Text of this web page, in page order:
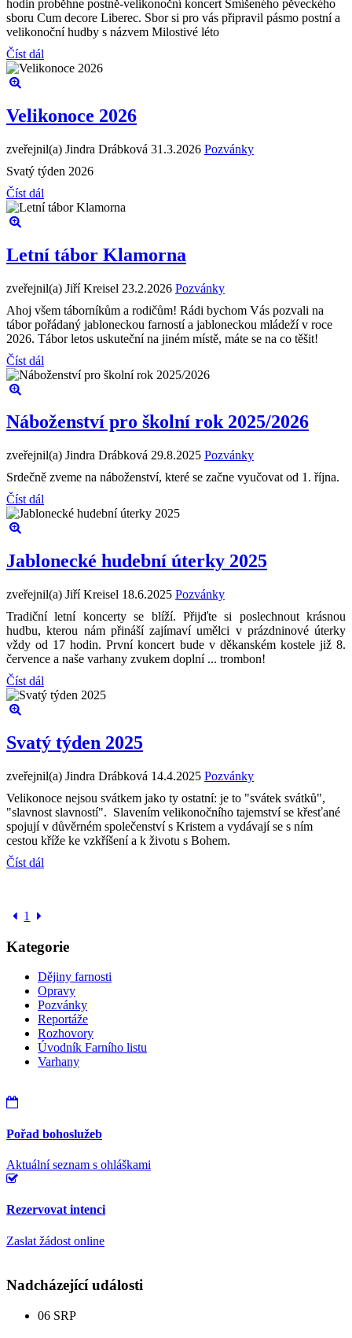
hodin proběhne postně-velikonoční koncert Smíšeného pěveckého
sboru Cum decore Liberec. Sbor si pro vás připravil pásmo postní a
velikonoční hudby s názvem Milostivé léto
Číst dál
Velikonoce 2026
zveřejnil(a) Jindra Drábková 31.3.2026 Pozvánky
Svatý týden 2026
Číst dál
Letní tábor Klamorna
zveřejnil(a) Jiří Kreisel 23.2.2026 Pozvánky
Ahoj všem táborníkům a rodičům! Rádi bychom Vás pozvali na
tábor pořádaný jabloneckou farností a jabloneckou mládeží v roce
2026. Tábor letos uskuteční na jiném místě, máte se na co těšit!
Číst dál
Náboženství pro školní rok 2025/2026
zveřejnil(a) Jindra Drábková 29.8.2025 Pozvánky
Srdečně zveme na náboženství, které se začne vyučovat od 1. října.
Číst dál
Jablonecké hudební úterky 2025
zveřejnil(a) Jiří Kreisel 18.6.2025 Pozvánky
Tradiční letní koncerty se blíží. Přijďte si poslechnout krásnou
hudbu, kterou nám přináší zajímaví umělci v prázdninové úterky
vždy od 17 hodin. První koncert bude v děkanském kostele již 8.
července a naše varhany zvukem doplní ... trombon!
Číst dál
Svatý týden 2025
zveřejnil(a) Jindra Drábková 14.4.2025 Pozvánky
Velikonoce nejsou svátkem jako ty ostatní: je to "svátek svátků",
"slavnost slavností". Slavením velikonočního tajemství se křesťané
spojují v důvěrném společenství s Kristem a vydávají se s ním
cestou kříže ke vzkříšení a k životu s Bohem.
Číst dál
1
Kategorie
Dějiny farnosti
Opravy
Pozvánky
Reportáže
Rozhovory
Úvodník Farního listu
Varhany
Pořad bohoslužeb
Aktuální seznam s ohláškami
Rezervovat intenci
Zaslat žádost online
Nadcházející události
06 SRP